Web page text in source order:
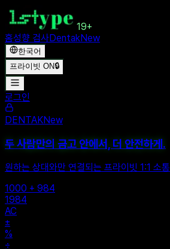
19+
홈성향 검사DentakNew
한국어
프라이빗 ON🔒
로그인
DENTAKNew
두 사람만의 금고 안에서, 더 안전하게.
원하는 상대와만 연결되는 프라이빗 1:1 소통
1000 + 984
1984
AC
±
%
÷